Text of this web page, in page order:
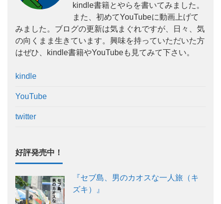
kindle書籍とやらを書いてみました。
また、初めてYouTubeに動画上げて
みました。ブログの更新は気まぐれですが、日々、気
の向くまま生きています。興味を持っていただいた方
はぜひ、kindle書籍やYouTubeも見てみて下さい。
kindle
YouTube
twitter
好評発売中！
『セブ島、男のカオスな一人旅（キ
ズキ）』